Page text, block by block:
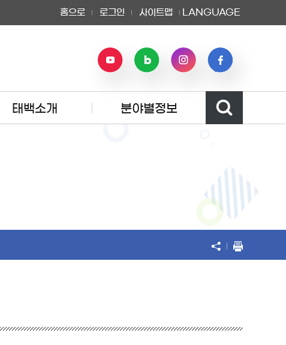
홈으로 로그인 사이트맵 LANGUAGE
태백소개 분야별정보